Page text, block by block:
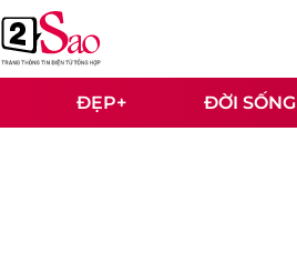
ĐẸP+ ĐỜI SỐNG